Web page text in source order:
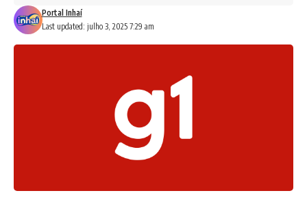
Last updated: julho 3, 2025 7:29 am
Portal Inhaí